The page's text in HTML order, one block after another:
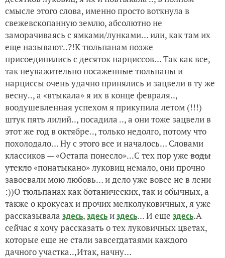
смысле этого слова, именно просто воткнула в
свежевскопанную землю, абсолютно не
заморачиваясь с ямками/лунками… или, как там их
еще называют..?!К тюльпанам позже
присоединились с десяток нарциссов… Так как все,
так неуважительно посаженные тюльпаны и
нарциссы очень удачно принялись и зацвели в ту же
весну.., а «втыкала» я их в конце февраля..,
воодушевленная успехом я прикупила летом (!!!)
штук пять лилий.., посадила .., а они тоже зацвели в
этот же год в октябре.., только недолго, потому что
похолодало… Ну с этого все и началось… Словами
классиков — «Остапа понесло»...С тех пор уже воды
утекло«понатыкано» луковиц немало, они прочно
завоевали мою любовь… и дело уже вовсе не в лени
:))О тюльпанах как ботанических, так и обычных, а
также о крокусах и прочих мелколуковичных, я уже
рассказывала здесь,здесьиздесь… И еще здесь.А
сейчас я хочу рассказать о тех луковичных цветах,
которые еще не стали завсегдатаями каждого
дачного участка..,Итак, начну…